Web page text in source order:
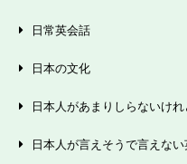
日常英会話
日本の文化
日本人があまりしらないけ
日本人が言えそうで言えない